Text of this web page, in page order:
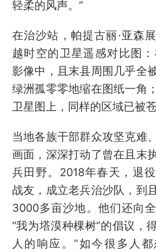
轻柔的风声。”
在治沙站，帕提古丽·亚森
越时空的卫星遥感对比图
影像中，且末县周围几乎全
绿洲孤零零地缩在图纸一角
卫星图上，同样的区域已被苍
当地各族干部群众攻坚克难
画面，深深打动了曾在且末
兵田野。2018年春天，退
战友，成立老兵治沙队，到
3000多亩沙地。他们还向
“我为塔漠种棵树”的倡议，
人的响应。“如今很多人